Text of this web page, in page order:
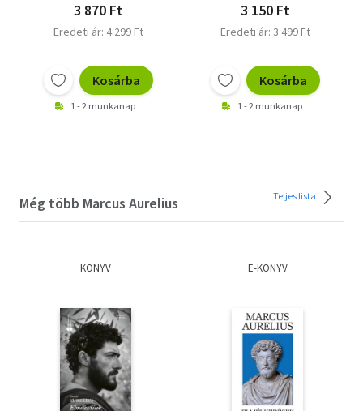
3 870 Ft
Eredeti ár: 4 299 Ft
Kosárba
1 - 2 munkanap
3 150 Ft
Eredeti ár: 3 499 Ft
Kosárba
1 - 2 munkanap
Még több Marcus Aurelius Teljes lista
KÖNYV E-KÖNYV